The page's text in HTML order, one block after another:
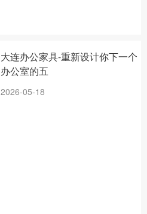
大连办公家具-重新设计你下一个
办公室的五
2026-05-18